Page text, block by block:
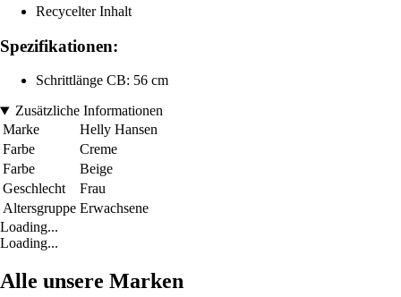
Recycelter Inhalt
Spezifikationen:
Schrittlänge CB: 56 cm
Zusätzliche Informationen
Marke
Helly Hansen
Farbe
Creme
Farbe
Beige
Geschlecht
Frau
Altersgruppe Erwachsene
Loading...
Loading...
Alle unsere Marken